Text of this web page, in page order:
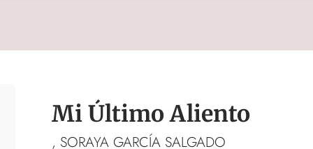
Mi Último Aliento
, SORAYA GARCÍA SALGADO